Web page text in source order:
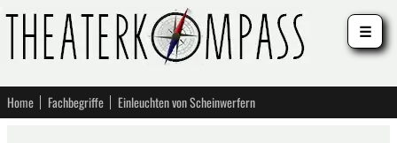
Home Fachbegriffe Einleuchten von Scheinwerfern
☰